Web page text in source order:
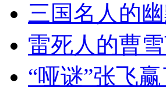
三国名人的
雷死人的曹
“哑谜”张飞